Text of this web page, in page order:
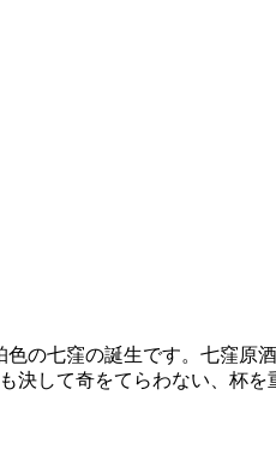
色の七窪の誕生です。七窪
して奇をてらわない、杯を